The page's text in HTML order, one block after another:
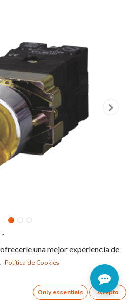
una mejor experiencia de
Política de Cookies
Only essentials Acepto